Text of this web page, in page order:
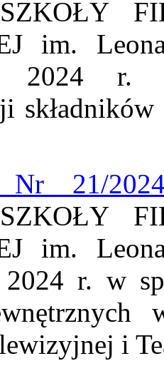
im.
2024 r.
Nr 21/
im.
2024 r. w
i